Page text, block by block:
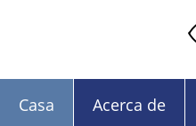
Casa Acerca de